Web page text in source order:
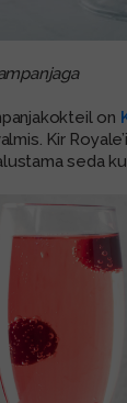
on
Kir
seda